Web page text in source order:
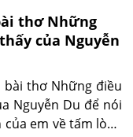
Cúng tế phương
bòn'. Em hãy phân
cho thấy bộ mặt
tên tướng giặc
thơ Những
của Nguyễn
bài thơ Những điều
Nguyễn Du để nói
em về tấm lòng